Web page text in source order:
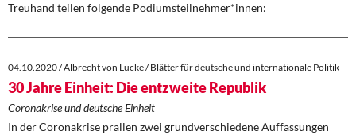
Treuhand teilen folgende Podiumsteilnehmer*innen:
04.10.2020 / Albrecht von Lucke / Blätter für deutsche und internationale Politik
30 Jahre Einheit: Die entzweite Republik
Coronakrise und deutsche Einheit
In der Coronakrise prallen zwei grundverschiedene Auffassungen